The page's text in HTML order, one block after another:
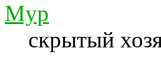
Myp
скрытый